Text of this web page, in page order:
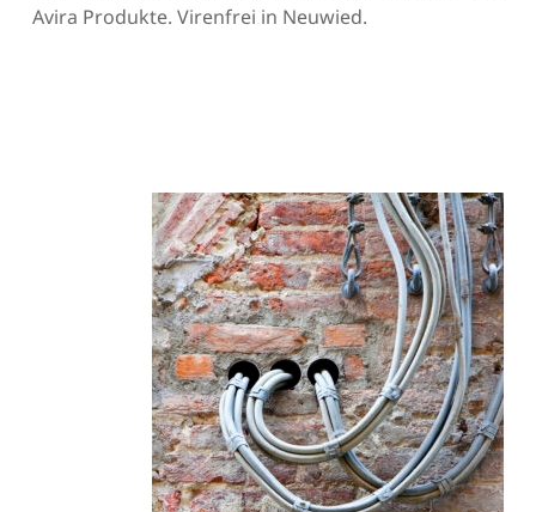
Avira Produkte. Virenfrei in Neuwied.